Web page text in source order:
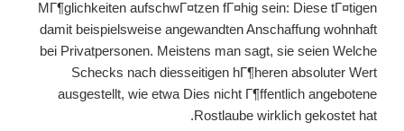
MГ¶glichkeiten aufschwГ¤tzen fГ¤hig sein: Diese tГ¤tigen
damit beispielsweise angewandten Anschaffung wohnhaft
bei Privatpersonen. Meistens man sagt, sie seien Welche
Schecks nach diesseitigen hГ¶heren absoluter Wert
ausgestellt, wie etwa Dies nicht Г¶ffentlich angebotene
Rostlaube wirklich gekostet hat.